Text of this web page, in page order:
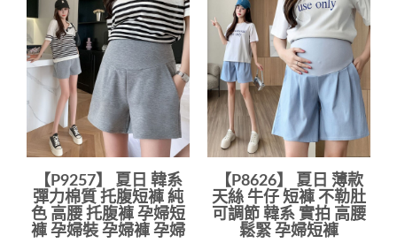
【P9257】 夏日 韓系
彈力棉質 托腹短褲 純
色 高腰 托腹褲 孕婦短
褲 孕婦裝 孕婦褲 孕婦
【P8626】 夏日 薄款
天絲 牛仔 短褲 不勒肚
可調節 韓系 實拍 高腰
鬆緊 孕婦短褲